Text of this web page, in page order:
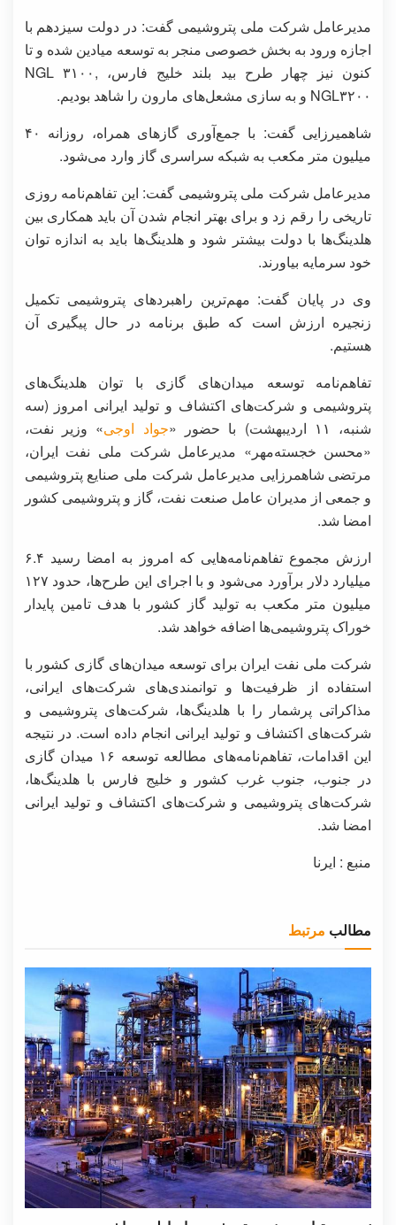
مدیرعامل شرکت ملی پتروشیمی گفت: در دولت سیزدهم با
اجازه ورود به بخش خصوصی منجر به توسعه میادین شده و تا
کنون نیز چهار طرح بید بلند خلیج فارس، NGL ۳۱۰۰,
NGL۳۲۰۰ و به سازی مشعل‌های مارون را شاهد بودیم.
شاهمیرزایی گفت: با جمع‌آوری گازهای همراه، روزانه ۴۰
میلیون متر مکعب به شبکه سراسری گاز وارد می‌شود.
مدیرعامل شرکت ملی پتروشیمی گفت: این تفاهم‌نامه روزی
تاریخی را رقم زد و برای بهتر انجام شدن آن باید همکاری بین
هلدینگ‌ها با دولت بیشتر شود و هلدینگ‌ها باید به اندازه توان
خود سرمایه بیاورند.
وی در پایان گفت: مهم‌ترین راهبردهای پتروشیمی تکمیل
زنجیره ارزش است که طبق برنامه در حال پیگیری آن
هستیم.
تفاهم‌نامه توسعه میدان‌های گازی با توان هلدینگ‌های
پتروشیمی و شرکت‌های اکتشاف و تولید ایرانی امروز (سه
شنبه، ۱۱ اردیبهشت) با حضور «
جواد اوجی» وزیر نفت،
«محسن خجسته‌مهر» مدیرعامل شرکت ملی نفت ایران،
مرتضی شاهمرزایی مدیرعامل شرکت ملی صنایع پتروشیمی
و جمعی از مدیران عامل صنعت نفت، گاز و پتروشیمی کشور
امضا شد.
ارزش مجموع تفاهم‌نامه‌هایی که امروز به امضا رسید ۶.۴
میلیارد دلار برآورد می‌شود و با اجرای این طرح‌ها، حدود ۱۲۷
میلیون متر مکعب به تولید گاز کشور با هدف تامین پایدار
خوراک پتروشیمی‌ها اضافه خواهد شد.
شرکت ملی نفت ایران برای توسعه میدان‌های گازی کشور با
استفاده از ظرفیت‌ها و توانمندی‌های شرکت‌های ایرانی،
مذاکراتی پرشمار را با هلدینگ‌ها، شرکت‌های پتروشیمی و
شرکت‌های اکتشاف و تولید ایرانی انجام داده است. در نتیجه
این اقدامات، تفاهم‌نامه‌های مطالعه توسعه ۱۶ میدان گازی
در جنوب، جنوب غرب کشور و خلیج فارس با هلدینگ‌ها،
شرکت‌های پتروشیمی و شرکت‌های اکتشاف و تولید ایرانی
امضا شد.
منبع : ایرنا
مطالب مرتبط